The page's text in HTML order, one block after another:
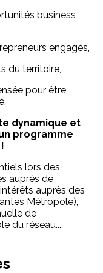
business
engagés,
du territoire,
pour être
dynamique et
programme
lors des
auprès de
auprès des
Métropole),
de
du réseau....